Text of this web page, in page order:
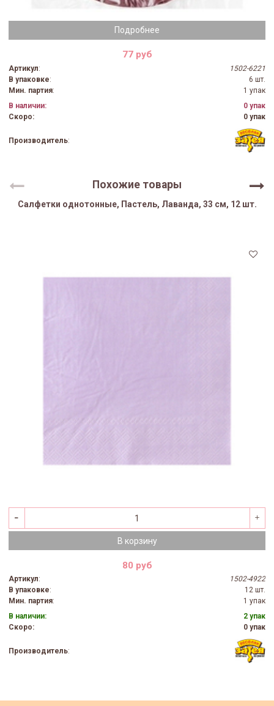
Подробнее
77 руб
Артикул:
1502-6221
В упаковке:
6 шт.
Мин. партия:
1 упак
В наличии:
0 упак
Скоро:
0 упак
Производитель:
Похожие товары
Салфетки однотонные, Пастель, Лаванда, 33 см, 12 шт.
В корзину
80 руб
Артикул:
1502-4922
В упаковке:
12 шт.
Мин. партия:
1 упак
В наличии:
2 упак
Скоро:
0 упак
Производитель: